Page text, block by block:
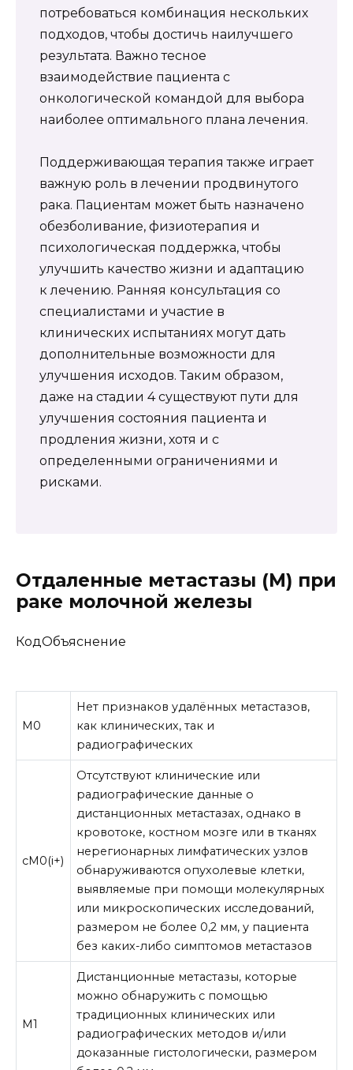
потребоваться комбинация нескольких
подходов, чтобы достичь наилучшего
результата. Важно тесное
взаимодействие пациента с
онкологической командой для выбора
наиболее оптимального плана лечения.
Поддерживающая терапия также играет
важную роль в лечении продвинутого
рака. Пациентам может быть назначено
обезболивание, физиотерапия и
психологическая поддержка, чтобы
улучшить качество жизни и адаптацию
к лечению. Ранняя консультация со
специалистами и участие в
клинических испытаниях могут дать
дополнительные возможности для
улучшения исходов. Таким образом,
даже на стадии 4 существуют пути для
улучшения состояния пациента и
продления жизни, хотя и с
определенными ограничениями и
рисками.
Отдаленные метастазы (M) при
раке молочной железы
КодОбъяснение
M0
Нет признаков удалённых метастазов,
как клинических, так и
радиографических
cM0(i+)
Отсутствуют клинические или
радиографические данные о
дистанционных метастазах, однако в
кровотоке, костном мозге или в тканях
нерегионарных лимфатических узлов
обнаруживаются опухолевые клетки,
выявляемые при помощи молекулярных
или микроскопических исследований,
размером не более 0,2 мм, у пациента
без каких-либо симптомов метастазов
M1
Дистанционные метастазы, которые
можно обнаружить с помощью
традиционных клинических или
радиографических методов и/или
доказанные гистологически, размером